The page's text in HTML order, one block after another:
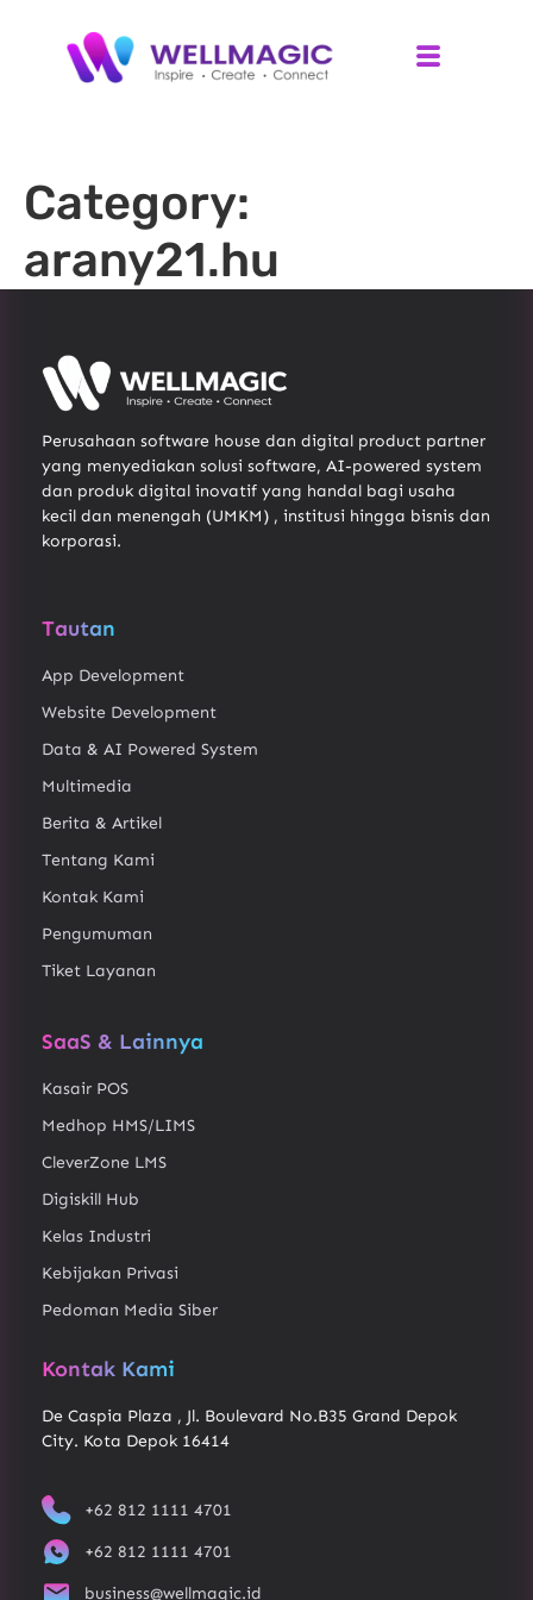
Category:
arany21.hu
Perusahaan software house dan digital product partner
yang menyediakan solusi software, AI-powered system
dan produk digital inovatif yang handal bagi usaha
kecil dan menengah (UMKM) , institusi hingga bisnis dan
korporasi.
Tautan
App Development
Website Development
Data & AI Powered System
Multimedia
Berita & Artikel
Tentang Kami
Kontak Kami
Pengumuman
Tiket Layanan
SaaS & Lainnya
Kasair POS
Medhop HMS/LIMS
CleverZone LMS
Digiskill Hub
Kelas Industri
Kebijakan Privasi
Pedoman Media Siber
Kontak Kami
De Caspia Plaza , Jl. Boulevard No.B35 Grand Depok
City. Kota Depok 16414
+62 812 1111 4701
+62 812 1111 4701
business@wellmagic.id